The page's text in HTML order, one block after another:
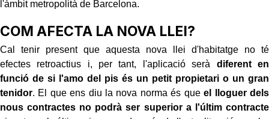
l'àmbit metropolità de Barcelona.
COM AFECTA LA NOVA LLEI?
Cal tenir present que aquesta nova llei d'habitatge no té
efectes retroactius i, per tant, l'aplicació serà diferent en
funció de si l'amo del pis és un petit propietari o un gran
tenidor. El que ens diu la nova norma és queel lloguer dels
nous contractes no podrà ser superior a l'últim contracte